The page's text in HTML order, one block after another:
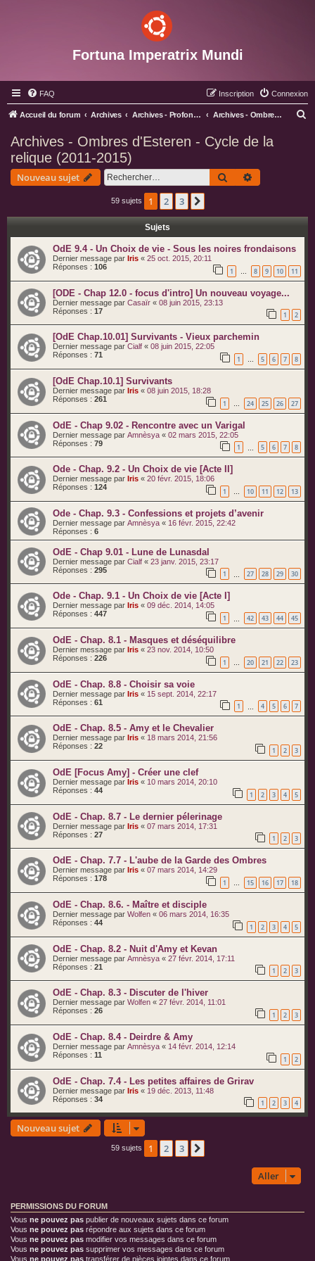
Fortuna Imperatrix Mundi
FAQ Connexion
Inscription
Accueil du forum Archives Archives - Profondeurs Archives - Ombres d'Esteren - Cycle de la relique (2011-2015)
c
Archives - Ombres d'Esteren - Cycle de la
relique (2011-2015)
Nouveau sujet Rechercher
59 sujets 1 2 3
Sujets
OdE 9.4 - Un Choix de vie - Sous les noires frondaisons
Dernier message par Iris « 25 oct. 2015, 20:11
Réponses : 106 1 … 8 9 10 11
[ODE - Chap 12.0 - focus d'intro] Un nouveau voyage...
Dernier message par Casaïr « 08 juin 2015, 23:13
Réponses : 17 1 2
[OdE Chap.10.01] Survivants - Vieux parchemin
Dernier message par Cialf « 08 juin 2015, 22:05
Réponses : 71 1 … 5 6 7 8
[OdE Chap.10.1] Survivants
Dernier message par Iris « 08 juin 2015, 18:28
Réponses : 261 1 … 24 25 26 27
OdE - Chap 9.02 - Rencontre avec un Varigal
Dernier message par Amnèsya « 02 mars 2015, 22:05
Réponses : 79 1 5 6 7 8
Ode - Chap. 9.2 - Un Choix de vie [Acte II]
Dernier message par Iris « 20 févr. 2015, 18:06
Réponses : 124 1 … 10 11 12 13
Ode - Chap. 9.3 - Confessions et projets d’avenir
Dernier message par Amnèsya « 16 févr. 2015, 22:42
Réponses : 6
OdE - Chap 9.01 - Lune de Lunasdal
Dernier message par Cialf « 23 janv. 2015, 23:17
Réponses : 295 1 27 28 29 30
Ode - Chap. 9.1 - Un Choix de vie [Acte I]
Dernier message par Iris « 09 déc. 2014, 14:05
Réponses : 447 1 42 43 44 45
OdE - Chap. 8.1 - Masques et déséquilibre
Dernier message par Iris « 23 nov. 2014, 10:50
Réponses : 226 1 … 20 21 22 23
OdE - Chap. 8.8 - Choisir sa voie
Dernier message par Iris « 15 sept. 2014, 22:17
Réponses : 61 1 4 5 6 7
OdE - Chap. 8.5 - Amy et le Chevalier
Dernier message par Iris « 18 mars 2014, 21:56
Réponses : 22 1 2 3
OdE [Focus Amy] - Créer une clef
Dernier message par Iris « 10 mars 2014, 20:10
Réponses : 44 1 2 3 4 5
OdE - Chap. 8.7 - Le dernier pélerinage
Dernier message par Iris « 07 mars 2014, 17:31
Réponses : 27 1 2 3
OdE - Chap. 7.7 - L'aube de la Garde des Ombres
Dernier message par Iris « 07 mars 2014, 14:29
Réponses : 178 1 … 15 16 17 18
OdE - Chap. 8.6. - Maître et disciple
Dernier message par Wolfen « 06 mars 2014, 16:35
Réponses : 44 1 2 3 4 5
OdE - Chap. 8.2 - Nuit d'Amy et Kevan
Dernier message par Amnèsya « 27 févr. 2014, 17:11
Réponses : 21 1 2 3
OdE - Chap. 8.3 - Discuter de l'hiver
Dernier message par Wolfen « 27 févr. 2014, 11:01
Réponses : 26 1 2 3
OdE - Chap. 8.4 - Deirdre & Amy
Dernier message par Amnèsya « 14 févr. 2014, 12:14
Réponses : 11 1 2
OdE - Chap. 7.4 - Les petites affaires de Grirav
Dernier message par Iris « 19 déc. 2013, 11:48
Réponses : 34 1 2 3 4
Nouveau sujet
59 sujets 1 2 3
Aller
PERMISSIONS DU FORUM
Vous ne pouvez pas publier de nouveaux sujets dans ce forum
Vous ne pouvez pas répondre aux sujets dans ce forum
Vous ne pouvez pas modifier vos messages dans ce forum
Vous ne pouvez pas supprimer vos messages dans ce forum
Vous ne pouvez pas transférer de pièces jointes dans ce forum